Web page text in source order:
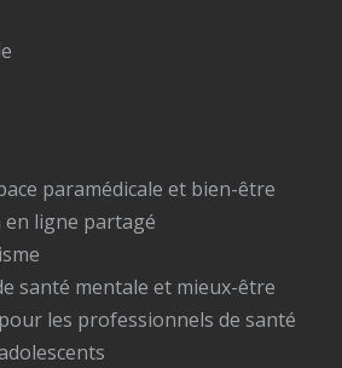
paramédicale et bien-être
en ligne partagé
santé mentale et mieux-être
les professionnels de santé